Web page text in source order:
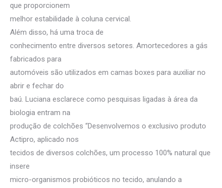
que proporcionem
melhor estabilidade à coluna cervical.
Além disso, há uma troca de
conhecimento entre diversos setores. Amortecedores a gás
fabricados para
automóveis são utilizados em camas boxes para auxiliar no
abrir e fechar do
baú. Luciana esclarece como pesquisas ligadas à área da
biologia entram na
produção de colchões “Desenvolvemos o exclusivo produto
Actipro, aplicado nos
tecidos de diversos colchões, um processo 100% natural que
insere
micro-organismos probióticos no tecido, anulando a